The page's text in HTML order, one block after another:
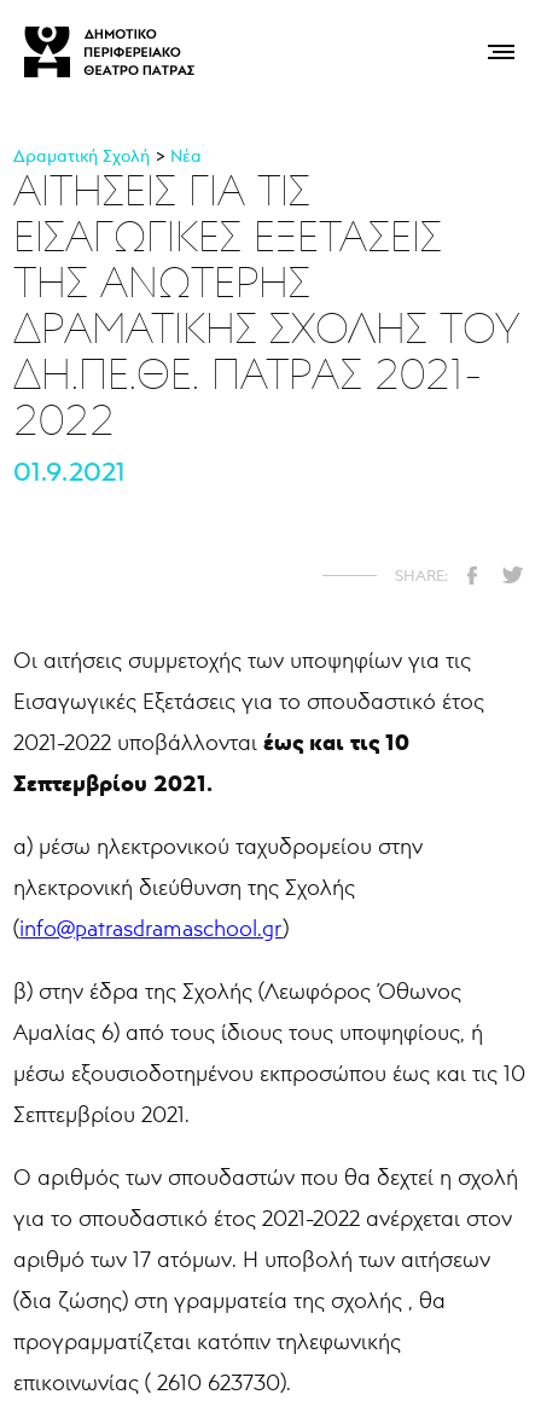
Δραματική Σχολή Νέα
ΑΙΤΗΣΕΙΣ ΓΙΑ ΤΙΣ
ΕΙΣΑΓΩΓΙΚΕΣ ΕΞΕΤΑΣΕΙΣ
ΤΗΣ ΑΝΩΤΕΡΗΣ
ΔΡΑΜΑΤΙΚΗΣ ΣΧΟΛΗΣ ΤΟΥ
ΔΗ.ΠΕ.ΘΕ. ΠΑΤΡΑΣ 2021-
2022
01.9.2021
Οι αιτήσεις συμμετοχής των υποψηφίων για τις
Εισαγωγικές Εξετάσεις για το σπουδαστικό έτος
2021-2022 υποβάλλονταιέως και τις 10
Σεπτεμβρίου 2021.
α) μέσω ηλεκτρονικού ταχυδρομείου στην
ηλεκτρονική διεύθυνση της Σχολής
(info@patrasdramaschool.gr)
β) στην έδρα της Σχολής (Λεωφόρος Όθωνος
Αμαλίας 6) από τους ίδιους τους υποψηφίους, ή
μέσω εξουσιοδοτημένου εκπροσώπου έως και τις 10
Σεπτεμβρίου 2021.
Ο αριθμός των σπουδαστών που θα δεχτεί η σχολή
για το σπουδαστικό έτος 2021-2022 ανέρχεται στον
αριθμό των 17 ατόμων. Η υποβολή των αιτήσεων
(δια ζώσης) στη γραμματεία της σχολής , θα
προγραμματίζεται κατόπιν τηλεφωνικής
επικοινωνίας ( 2610 623730).